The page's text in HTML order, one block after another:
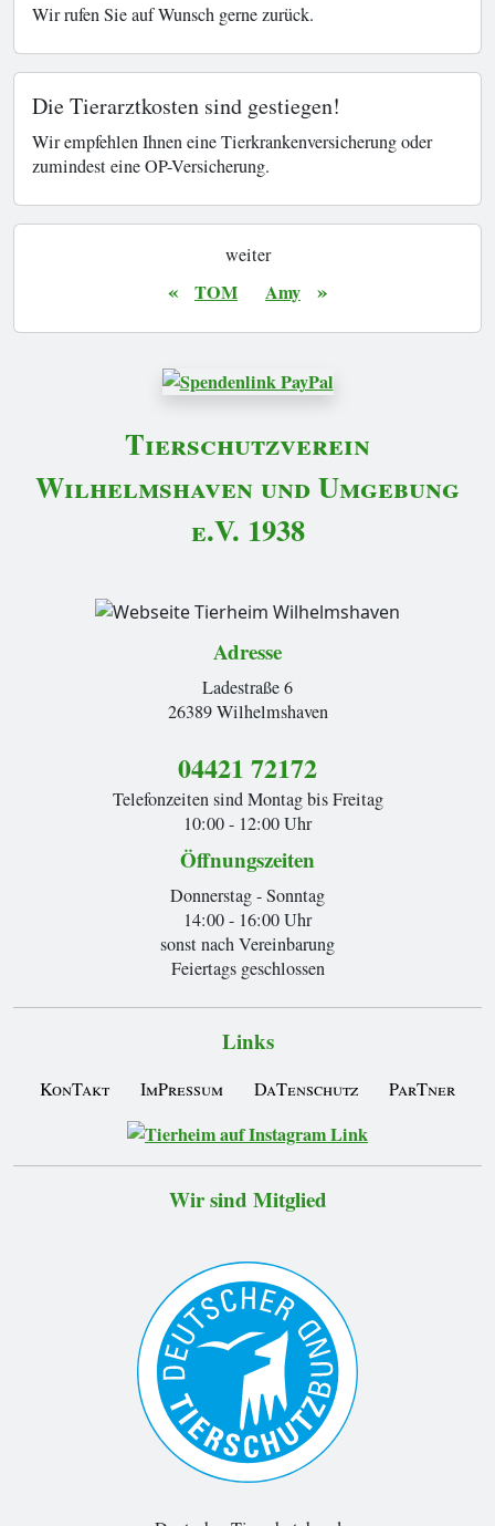
Wir rufen Sie auf Wunsch gerne zurück.
Die Tierarztkosten sind gestiegen!
Wir empfehlen Ihnen eine Tierkrankenversicherung oder
zumindest eine OP-Versicherung.
weiter
« TOM Amy »
Tierschutzverein
Wilhelmshaven und Umgebung
e.V. 1938
Adresse
Ladestraße 6
26389 Wilhelmshaven
04421 72172
Telefonzeiten sind Montag bis Freitag
10:00 - 12:00 Uhr
Öffnungszeiten
Donnerstag - Sonntag
14:00 - 16:00 Uhr
sonst nach Vereinbarung
Feiertags geschlossen
Links
KonTakt ImPressum DaTenschutz ParTner
Wir sind Mitglied